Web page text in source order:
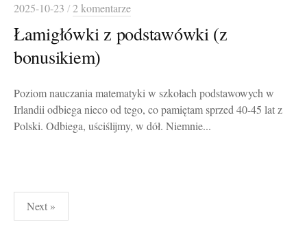
2025-10-23 /2 komentarze
Łamigłówki z podstawówki (z
bonusikiem)
Poziom nauczania matematyki w szkołach podstawowych w
Irlandii odbiega nieco od tego, co pamiętam sprzed 40-45 lat z
Polski. Odbiega, uściślijmy, w dół. Niemnie...
Stronicowanie
wpisów
Next »